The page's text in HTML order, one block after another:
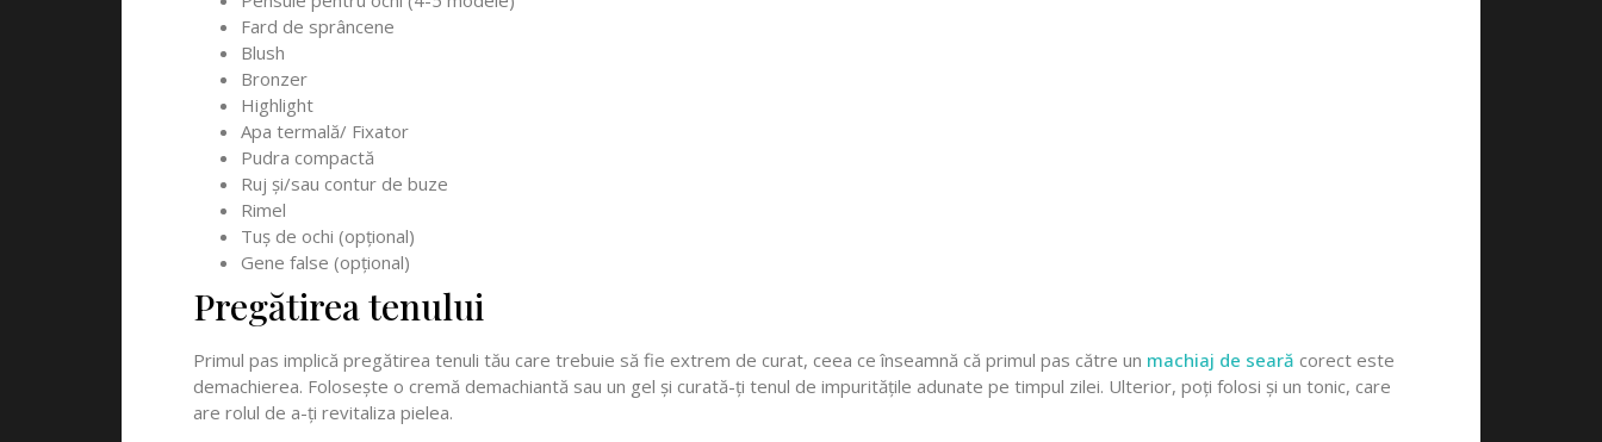
Fard de sprâncene
Blush
Bronzer
Highlight
Apa termală/ Fixator
Pudra compactă
Ruj și/sau contur de buze
Rimel
Tuș de ochi (opțional)
Gene false (opțional)
Pregătirea tenului
Primul pas implică pregătirea tenuli tău care trebuie să fie extrem de curat, ceea ce înseamnă că primul pas către un machiaj de seară corect este
demachierea. Folosește o cremă demachiantă sau un gel și curată-ți tenul de impuritățile adunate pe timpul zilei. Ulterior, poți folosi și un tonic, care
are rolul de a-ți revitaliza pielea.